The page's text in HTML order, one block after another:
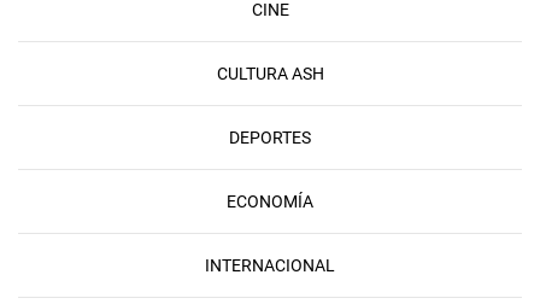
CINE
CULTURA ASH
DEPORTES
ECONOMÍA
INTERNACIONAL